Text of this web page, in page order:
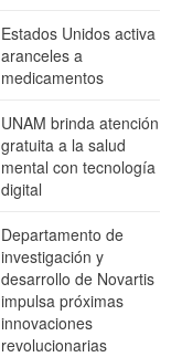
Estados Unidos activa
aranceles a
medicamentos
UNAM brinda atención
gratuita a la salud
mental con tecnología
digital
Departamento de
investigación y
desarrollo de Novartis
impulsa próximas
innovaciones
revolucionarias